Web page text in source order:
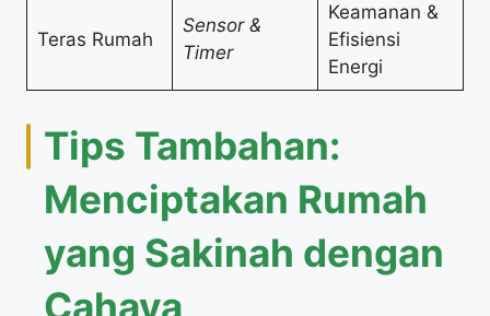
Teras Rumah
Sensor &
Timer
Keamanan &
Efisiensi
Energi
Tips Tambahan:
Menciptakan Rumah
yang Sakinah dengan
Cahaya